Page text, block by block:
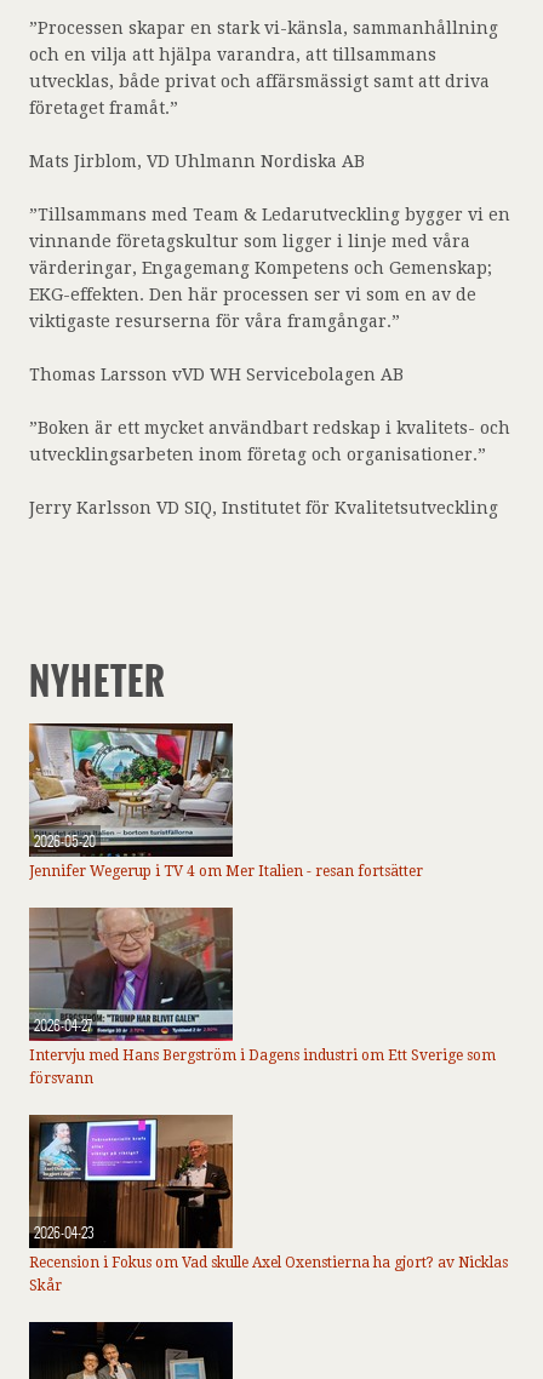
”Processen skapar en stark vi-känsla, sammanhållning
och en vilja att hjälpa varandra, att tillsammans
utvecklas, både privat och affärsmässigt samt att driva
företaget framåt.”
Mats Jirblom, VD Uhlmann Nordiska AB
”Tillsammans med Team & Ledarutveckling bygger vi en
vinnande företagskultur som ligger i linje med våra
värderingar, Engagemang Kompetens och Gemenskap;
EKG-effekten. Den här processen ser vi som en av de
viktigaste resurserna för våra framgångar.”
Thomas Larsson vVD WH Servicebolagen AB
”Boken är ett mycket användbart redskap i kvalitets- och
utvecklingsarbeten inom företag och organisationer.”
Jerry Karlsson VD SIQ, Institutet för Kvalitetsutveckling
NYHETER
2026-05-20
Jennifer Wegerup i TV 4 om Mer Italien - resan fortsätter
2026-04-27
Intervju med Hans Bergström i Dagens industri om Ett Sverige som
försvann
2026-04-23
Recension i Fokus om Vad skulle Axel Oxenstierna ha gjort? av Nicklas
Skår